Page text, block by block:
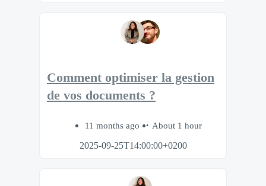
Comment optimiser la gestion
de vos documents ?
11 months ago
About 1 hour
2025-09-25T14:00:00+0200